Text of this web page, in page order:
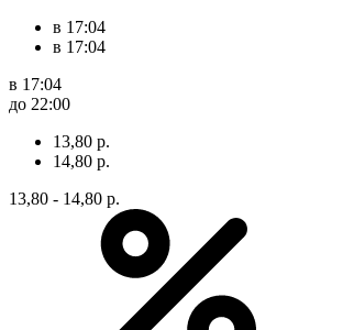
в 17:04
в 17:04
в 17:04
до 22:00
13,80 р.
14,80 р.
13,80 - 14,80 р.